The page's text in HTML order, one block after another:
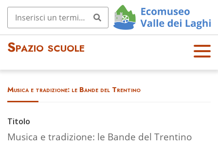
Spazio scuole
OPE
N
Musica e tradizione: le Bande del Trentino
Titolo
Musica e tradizione: le Bande del Trentino